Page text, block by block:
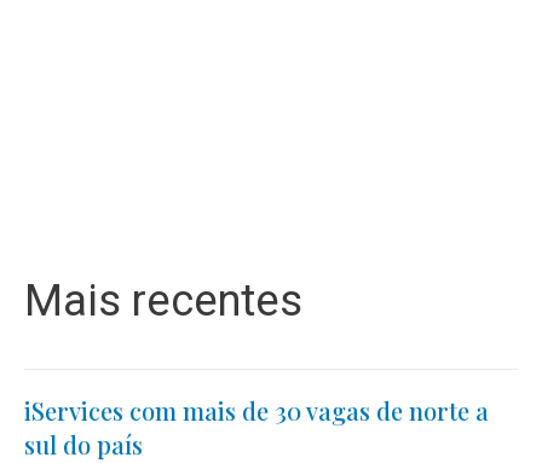
Mais recentes
iServices com mais de 30 vagas de norte a
sul do país